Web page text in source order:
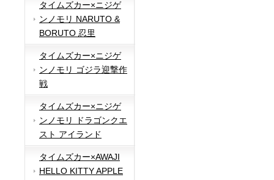
タイムズカー×ニジゲ
ンノモリ NARUTO &
BORUTO 忍里
タイムズカー×ニジゲ
ンノモリ ゴジラ迎撃作
戦
タイムズカー×ニジゲ
ンノモリ ドラゴンクエ
スト アイランド
タイムズカー×AWAJI
HELLO KITTY APPLE